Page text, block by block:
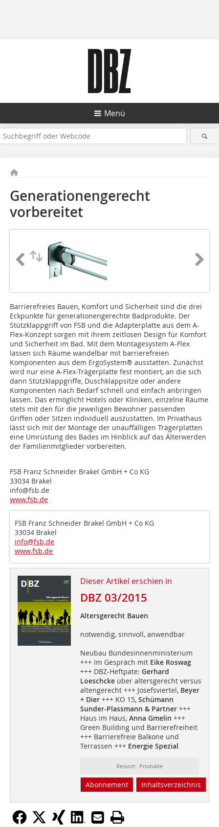
Menü
Generationengerecht
vorbereitet
Barrierefreies Bauen, Komfort und Sicherheit sind die drei
Eckpunkte für generationengerechte Badprodukte. Der
Stützklappgriff von FSB und die Adapterplatte aus dem A-
Flex-Konzept sorgen mit ihrem zeitlosen Design für Komfort
und Sicherheit im Bad. Mit dem Montagesystem A-Flex
lassen sich Räume wandelbar mit barrierefreien
Komponenten aus dem ErgoSystem® ausstatten. Zunächst
wird nur eine A-Flex-Trägerplatte fest montiert, an die sich
dann Stützklappgriffe, Duschklappsitze oder andere
Komponenten nach Bedarf schnell und einfach anbringen
lassen. Das ermöglicht Hotels oder Kliniken, einzelne Räume
stets mit den für die jeweiligen Bewohner passenden
Griffen oder Sitzen individuell auszustatten. Im Privathaus
lässt sich mit der Montage der unauffälligen Trägerplatten
eine Umrüstung des Bades im Hinblick auf das Älterwerden
der Familienmitglieder vorbereiten.
FSB Franz Schneider Brakel GmbH + Co KG
33034 Brakel
info@​fsb.​de
www.fsb.de
FSB Franz Schneider Brakel GmbH + Co KG
33034 Brakel
info@​fsb.​de
www.fsb.de
Dieser Artikel erschien in
DBZ 03/2015
Altersgerecht Bauen
notwendig, sinnvoll, anwendbar
Neubau Bundesinnenministerium
+++ Im Gespräch mit Eike Roswag
+++ DBZ-Heftpate: Gerhard
Loeschckeüber altersgerecht versus
altengerecht +++ Josefsviertel, Beyer
+ Dier+++ KO 15, Schümann
Sunder-Plassmann & Partner+++
Haus im Haus, Anna Gmelin +++
Green Building und Barrierefreiheit
+++ Barrierefreie Balkone und
Terrassen +++ Energie Spezial
Ressort: Produkte
Abonnement Inhaltsverzeichnis